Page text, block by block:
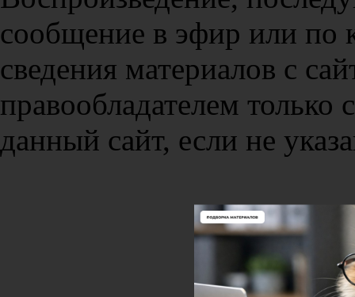
сообщение в эфир или по
сведения материалов с
правообладателем только
данный сайт, если не